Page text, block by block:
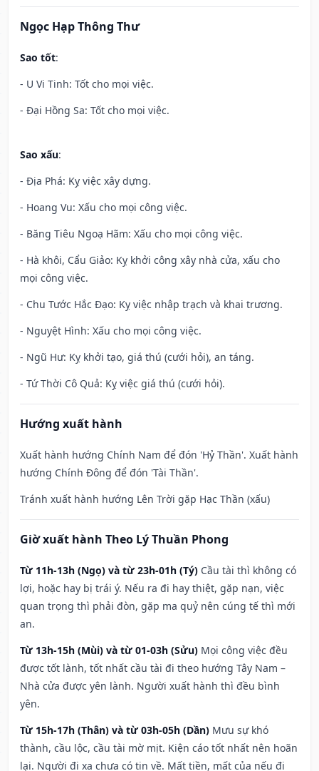
Ngọc Hạp Thông Thư
Sao tốt:
- U Vi Tinh: Tốt cho mọi việc.
- Đại Hồng Sa: Tốt cho mọi việc.
Sao xấu:
- Địa Phá: Kỵ việc xây dựng.
- Hoang Vu: Xấu cho mọi công việc.
- Băng Tiêu Ngoạ Hãm: Xấu cho mọi công việc.
- Hà khôi, Cẩu Giảo: Kỵ khởi công xây nhà cửa, xấu cho
mọi công việc.
- Chu Tước Hắc Đạo: Kỵ việc nhập trạch và khai trương.
- Nguyệt Hình: Xấu cho mọi công việc.
- Ngũ Hư: Kỵ khởi tạo, giá thú (cưới hỏi), an táng.
- Tứ Thời Cô Quả: Kỵ việc giá thú (cưới hỏi).
Hướng xuất hành
Xuất hành hướng Chính Nam để đón 'Hỷ Thần'. Xuất hành
hướng Chính Đông để đón 'Tài Thần'.
Tránh xuất hành hướng Lên Trời gặp Hạc Thần (xấu)
Giờ xuất hành Theo Lý Thuần Phong
Từ 11h-13h (Ngọ) và từ 23h-01h (Tý) Cầu tài thì không có
lợi, hoặc hay bị trái ý. Nếu ra đi hay thiệt, gặp nạn, việc
quan trọng thì phải đòn, gặp ma quỷ nên cúng tế thì mới
an.
Từ 13h-15h (Mùi) và từ 01-03h (Sửu) Mọi công việc đều
được tốt lành, tốt nhất cầu tài đi theo hướng Tây Nam –
Nhà cửa được yên lành. Người xuất hành thì đều bình
yên.
Từ 15h-17h (Thân) và từ 03h-05h (Dần) Mưu sự khó
thành, cầu lộc, cầu tài mờ mịt. Kiện cáo tốt nhất nên hoãn
lại. Người đi xa chưa có tin về. Mất tiền, mất của nếu đi